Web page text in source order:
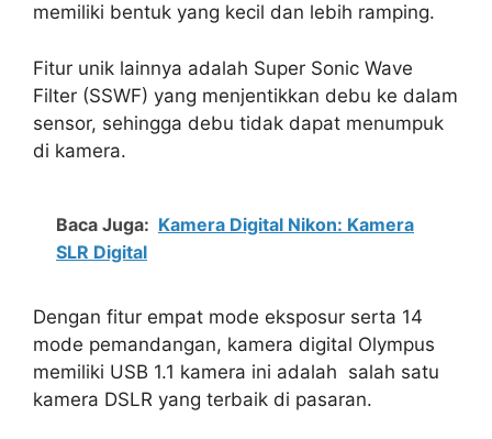
memiliki bentuk yang kecil dan lebih ramping.
Fitur unik lainnya adalah Super Sonic Wave
Filter (SSWF) yang menjentikkan debu ke dalam
sensor, sehingga debu tidak dapat menumpuk
di kamera.
Baca Juga: Kamera Digital Nikon: Kamera
SLR Digital
Dengan fitur empat mode eksposur serta 14
mode pemandangan, kamera digital Olympus
memiliki USB 1.1 kamera ini adalah salah satu
kamera DSLR yang terbaik di pasaran.